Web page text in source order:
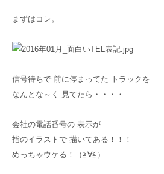
まずはコレ。
信号待ちで 前に停まってた トラックを
なんとな～く 見てたら・・・・
会社の電話番号の 表示が
指のイラストで 描いてある！！！
めっちゃウケる！（≧∀≦）